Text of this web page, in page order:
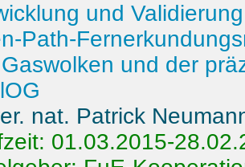
und
Path-
und der
nat. Patrick
01.03.2015-